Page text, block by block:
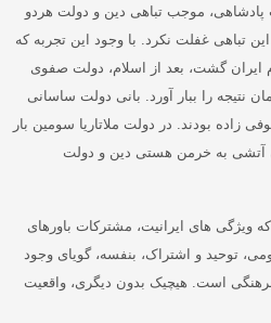
پادشاهى، موجب تباهى دين و دولت هردو
تباهى غفلت نكرد
با وجود این تجربه كه
ايران گشت، بعد از اسلام، دولت صفوى
نتيجه را ببار آورد
بانى دولت ساسانى
زاده بودند
در دولت ملاتاريا سومين بار
آتشى به خرمن هستى دين و دولت
که ویژگی های ایرانیت، مشترکات باورهای
توحید و اشتراک، بنفسه، گویای وجود
است
هیچیک بدون دیگری، واقعیت